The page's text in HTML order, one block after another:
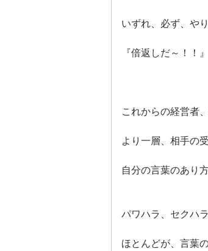
いずれ、必ず、や
『倍返しだ～！！
これからの経営者
より一層、相手の
自分の言葉のあり
パワハラ、セクハ
ほとんどが、言葉